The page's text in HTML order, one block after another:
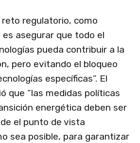
reto regulatorio, como
es asegurar que todo el
pueda contribuir a la
pero evitando el bloqueo
específicas”. El
que “las medidas políticas
energética deben ser
el punto de vista
sea posible, para garantizar